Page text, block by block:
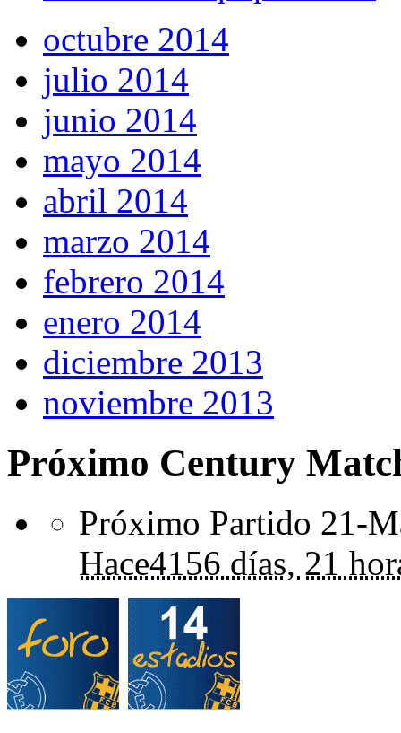
octubre 2014
julio 2014
junio 2014
mayo 2014
abril 2014
marzo 2014
febrero 2014
enero 2014
diciembre 2013
noviembre 2013
Próximo Century
Próximo Partido 21-
Hace4156 días, 21